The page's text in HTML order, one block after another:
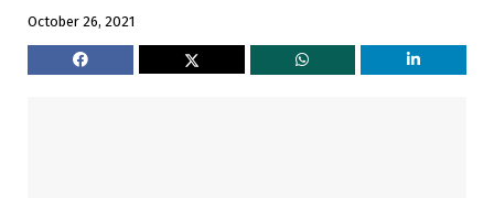
October 26, 2021